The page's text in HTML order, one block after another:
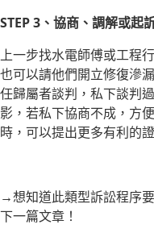
STEP 3、協商、調解或起
上一步找水電師傅或工程
也可以請他們開立修復滲
任歸屬者談判，私下談判
影，若私下協商不成，方
時，可以提出更多有利的
→想知道此類型訴訟程序
下一篇文章！